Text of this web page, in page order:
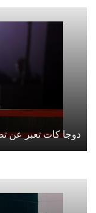
دوجا كات تعبر عن